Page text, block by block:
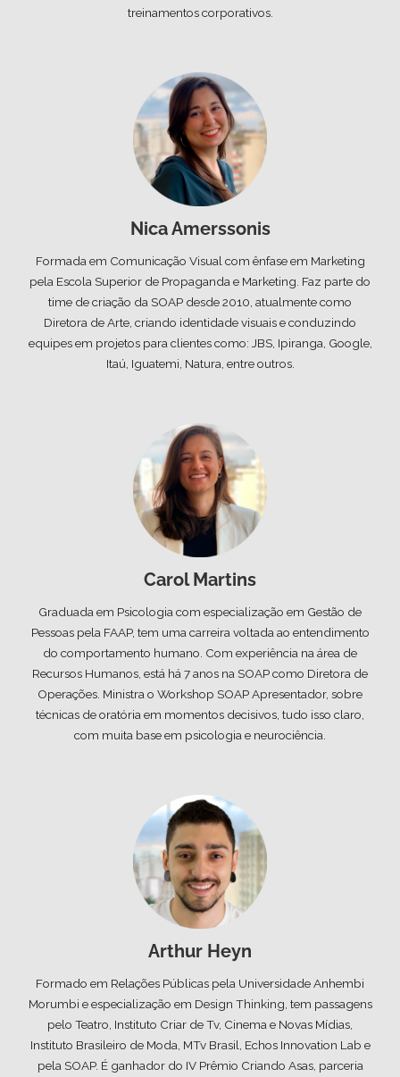
treinamentos corporativos.
Nica Amerssonis
Formada em Comunicação Visual com ênfase em Marketing
pela Escola Superior de Propaganda e Marketing. Faz parte do
time de criação da SOAP desde 2010, atualmente como
Diretora de Arte, criando identidade visuais e conduzindo
equipes em projetos para clientes como: JBS, Ipiranga, Google,
Itaú, Iguatemi, Natura, entre outros.
Carol Martins
Graduada em Psicologia com especialização em Gestão de
Pessoas pela FAAP, tem uma carreira voltada ao entendimento
do comportamento humano. Com experiência na área de
Recursos Humanos, está há 7 anos na SOAP como Diretora de
Operações. Ministra o Workshop SOAP Apresentador, sobre
técnicas de oratória em momentos decisivos, tudo isso claro,
com muita base em psicologia e neurociência.
Arthur Heyn
Formado em Relações Públicas pela Universidade Anhembi
Morumbi e especialização em Design Thinking, tem passagens
pelo Teatro, Instituto Criar de Tv, Cinema e Novas Mídias,
Instituto Brasileiro de Moda, MTv Brasil, Echos Innovation Lab e
pela SOAP. É ganhador do IV Prêmio Criando Asas, parceria